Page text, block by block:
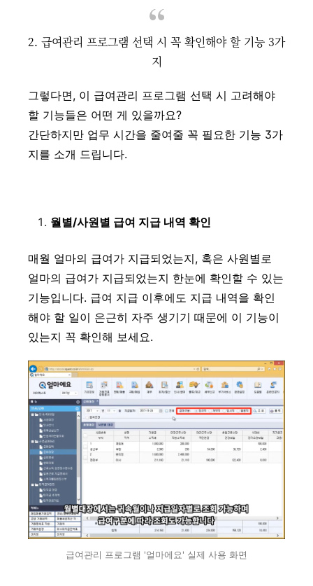
2. 급여관리 프로그램 선택 시 꼭 확인해야 할 기능 3가
지
그렇다면, 이 급여관리 프로그램 선택 시 고려해야
할 기능들은 어떤 게 있을까요?
간단하지만 업무 시간을 줄여줄 꼭 필요한 기능 3가
지를 소개 드립니다.
월별/사원별 급여 지급 내역 확인
매월 얼마의 급여가 지급되었는지, 혹은 사원별로
얼마의 급여가 지급되었는지 한눈에 확인할 수 있는
기능입니다. 급여 지급 이후에도 지급 내역을 확인
해야 할 일이 은근히 자주 생기기 때문에 이 기능이
있는지 꼭 확인해 보세요.
급여관리 프로그램 '얼마에요' 실제 사용 화면